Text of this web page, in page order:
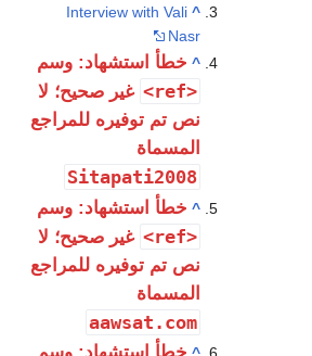
^
Interview with Vali
Nasr
^ خطأ استشهاد: وسم
<ref>
غير صحيح؛ لا
نص تم توفيره للمراجع
المسماة
Sitapati2008
^ خطأ استشهاد: وسم
<ref>
غير صحيح؛ لا
نص تم توفيره للمراجع
المسماة
aawsat.com